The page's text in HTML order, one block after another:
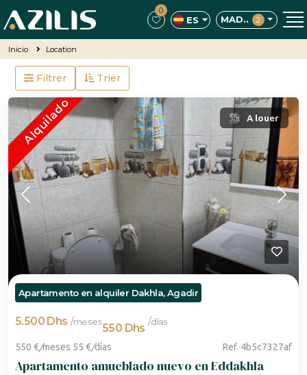
0
ES MAD.. 2
Inicio Location
Filtrer Trier
Alquilado A louer
Apartamento en alquiler Dakhla, Agadir
5.500 Dhs /meses550 Dhs /días
550 €/meses 55 €/días Ref. 4b5c7327af
Apartamento amueblado nuevo en Eddakhla